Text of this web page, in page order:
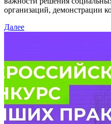
организаций, демонстрации
Далее